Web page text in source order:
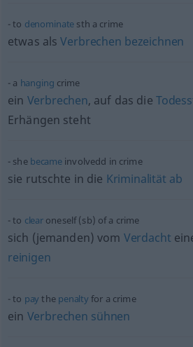
to denominate sth a crime
etwas alsVerbrechen bezeichnen
a hanging crime
ein Verbrechen, auf das die
Erhängen steht
she became involvedd in crime
sie rutschte in die Kriminalität ab
to clear oneself (sb) of a crime
sich (jemanden) vom Verdacht
reinigen
to paythe penaltyfor a crime
ein Verbrechen sühnen